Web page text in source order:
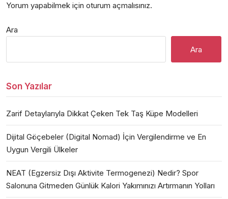
Yorum yapabilmek için oturum açmalısınız.
Ara
Ara
Son Yazılar
Zarif Detaylarıyla Dikkat Çeken Tek Taş Küpe Modelleri
Dijital Göçebeler (Digital Nomad) İçin Vergilendirme ve En
Uygun Vergili Ülkeler
NEAT (Egzersiz Dışı Aktivite Termogenezi) Nedir? Spor
Salonuna Gitmeden Günlük Kalori Yakımınızı Artırmanın Yolları